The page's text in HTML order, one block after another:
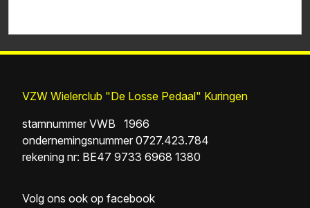
VZW Wielerclub "De Losse Pedaal" Kuringen
stamnummer VWB 1966
ondernemingsnummer 0727.423.784
rekening nr: BE47 9733 6968 1380
Volg ons ook op facebook